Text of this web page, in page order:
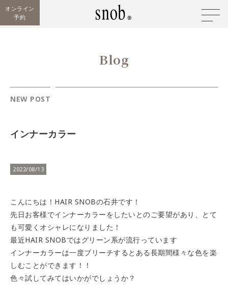
オンライン
予約
Blog
NEW POST
インナーカラー
2022/08/13
こんにちは！HAIR SNOBの石井です！
先日お客様でインナーカラーをしたいとのご要望があり、とて
も可愛くオシャレになりました！
最近HAIR SNOBではグリーン系が流行っています
インナーカラーは一度ブリーチするとある長期間様々な色を楽
しむことができます！！
色々試してみてはいかがでしょうか？